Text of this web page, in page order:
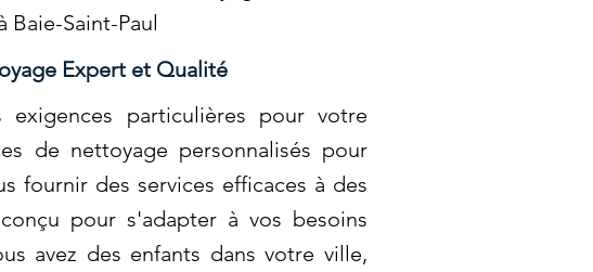
Saint-Paul
Expert et Qualité
exigences particulières pour votre
de nettoyage personnalisés pour
fournir des services efficaces à des
pour s'adapter à vos besoins
avez des enfants dans votre ville,